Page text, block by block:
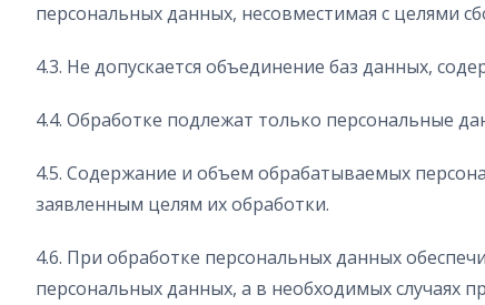
персональных данных, несовместимая с целями
4.3. Не допускается объединение баз данных,
4.4. Обработке подлежат только персональные
4.5. Содержание и объем обрабатываемых
заявленным целям их обработки.
4.6. При обработке персональных данных
персональных данных, а в необходимых